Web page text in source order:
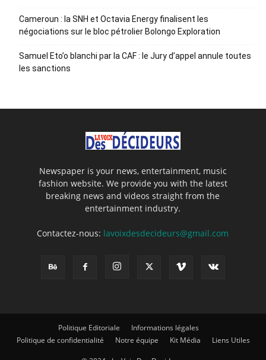
Cameroun : la SNH et Octavia Energy finalisent les
négociations sur le bloc pétrolier Bolongo Exploration
Samuel Eto’o blanchi par la CAF : le Jury d’appel annule toutes
les sanctions
Newspaper is your news, entertainment, music
fashion website. We provide you with the latest
breaking news and videos straight from the
entertainment industry.
Contactez-nous: lavoixdesdecideurs@gmail.com
Politique Editoriale
Informations légales
Politique de confidentialité
Notre équipe Kit Média Liens Utiles